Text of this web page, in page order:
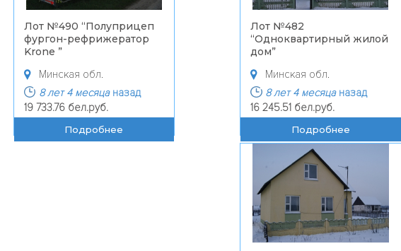
Лот №490 “Полуприцеп
фургон-рефрижератор
Krone ”
Минская обл.
8 лет 4 месяцаназад
19 733.76 бел.руб.
Подробнее
Лот №482
“Одноквартирный жилой
дом”
Минская обл.
8 лет 4 месяцаназад
16 245.51 бел.руб.
Подробнее